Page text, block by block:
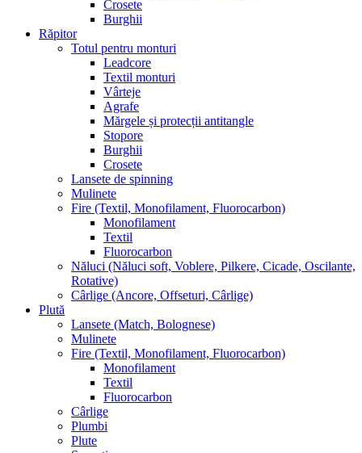
Crosete
Burghii
Răpitor
Totul pentru monturi
Leadcore
Textil monturi
Vârteje
Agrafe
Mărgele și protecții antitangle
Stopore
Burghii
Crosete
Lansete de spinning
Mulinete
Fire (Textil, Monofilament, Fluorocarbon)
Monofilament
Textil
Fluorocarbon
Năluci (Năluci soft, Voblere, Pilkere, Cicade, Oscilante,
Rotative)
Cârlige (Ancore, Offseturi, Cârlige)
Plută
Lansete (Match, Bolognese)
Mulinete
Fire (Textil, Monofilament, Fluorocarbon)
Monofilament
Textil
Fluorocarbon
Cârlige
Plumbi
Plute